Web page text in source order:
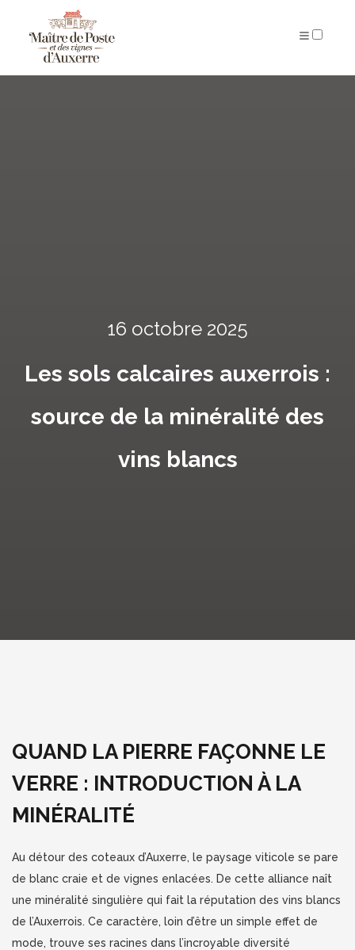
ARCHIVES
16 octobre 2025
Les sols calcaires auxerrois :
source de la minéralité des
vins blancs
QUAND LA PIERRE FAÇONNE LE
VERRE : INTRODUCTION À LA
MINÉRALITÉ
Au détour des coteaux d’Auxerre, le paysage viticole se pare
de blanc craie et de vignes enlacées. De cette alliance naît
une minéralité singulière qui fait la réputation des vins blancs
de l’Auxerrois. Ce caractère, loin d’être un simple effet de
mode, trouve ses racines dans l’incroyable diversité